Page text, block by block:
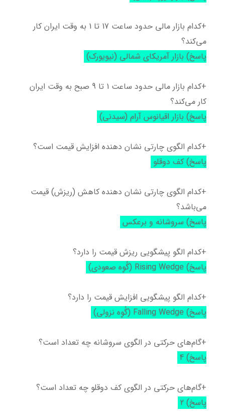
+کدام بازار مالی حدود ساعت 17 تا 1 به وقت ایران کار
می‌کند؟
پاسخ) بازار آمریکای شمالی (نیویورک)
+کدام بازار مالی حدود ساعت 1 تا 9 صبح به وقت ایران
کار می‌کند؟
پاسخ) بازار اقیانوس آرام (سیدنی)
+کدام الگوی چارتی نشان دهنده افزایش قیمت است؟
پاسخ) کف دوقلو
+کدام الگوی چارتی نشان دهنده کاهش (ریزش) قیمت
می‌باشد؟
پاسخ) سروشانه و برعکس
+کدام الگو پیشگویی ریزش قیمت را دارد؟
پاسخ) Rising Wedge (گُوِه صعودی)
+کدام الگو پیشگویی افزایش قیمت را دارد؟
پاسخ) Falling Wedge (گُوِه نزولی)
+گام‌های حرکتی در الگوی سروشانه چه تعداد است؟
پاسخ) 4
+گام‌های حرکتی در الگوی کف دوقلو چه تعداد است؟
پاسخ) 2